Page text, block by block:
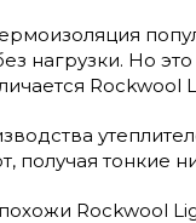
нагрузки. Но
получая тонкие
Rockwool